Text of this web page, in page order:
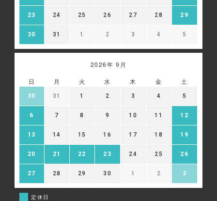
23 24 25 26 27 28 29
30 31 1 2 3 4 5
2026年 9月
日 月 火 水 木 金 土
30 31 1 2 3 4 5
6 7 8 9 10 11 12
13 14 15 16 17 18 19
20 21 22 23 24 25 26
27 28 29 30 1 2 3
定休日